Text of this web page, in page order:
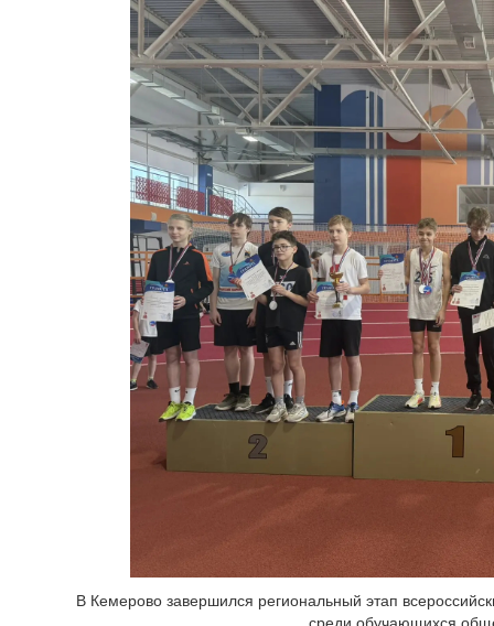
В Кемерово завершился региональный этап